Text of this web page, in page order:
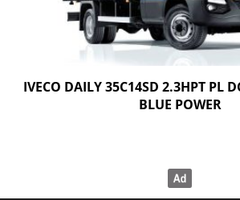
IVECO DAILY 35C14SD 2.3HPT PL
BLUE POWER